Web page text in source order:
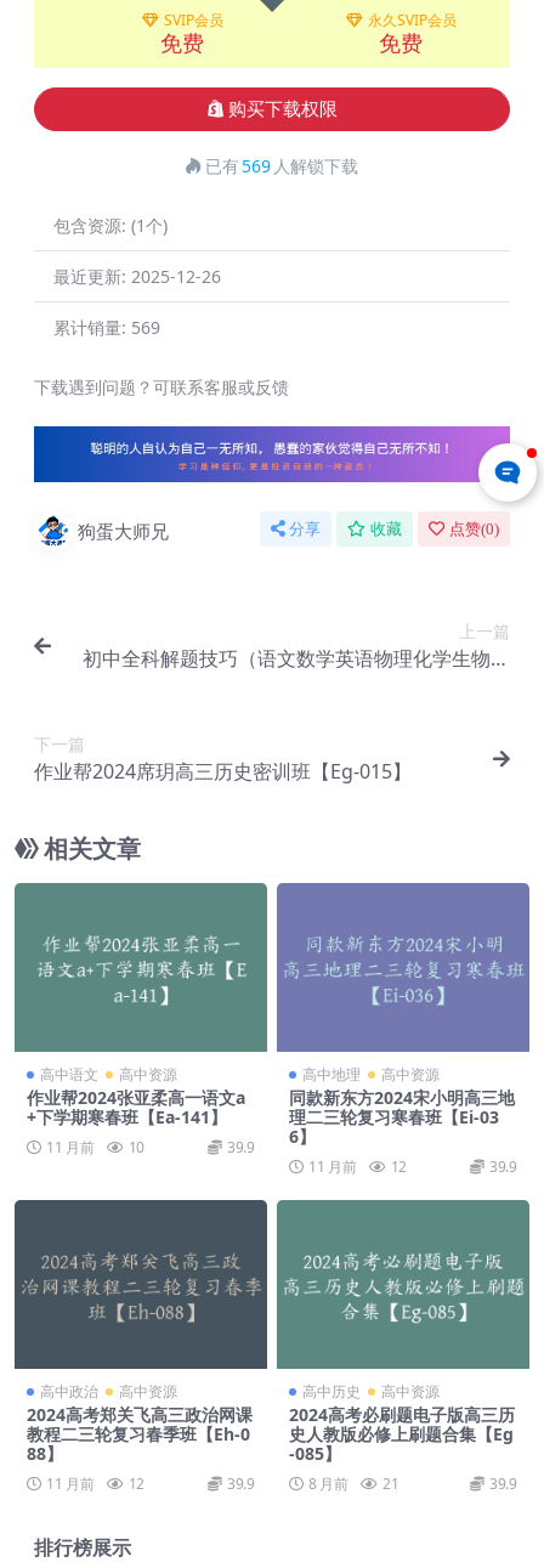
SVIP会员
免费
永久SVIP会员
免费
购买下载权限
已有569 人解锁下载
包含资源: (1个)
最近更新: 2025-12-26
累计销量: 569
下载遇到问题？可联系客服或反馈
狗蛋大师兄 分享 收藏 点赞(0)
上一篇
初中全科解题技巧（语文数学英语物理化学生物等
下一篇
作业帮2024席玥高三历史密训班【Eg-015】
相关文章
高中语文 高中资源
作业帮2024张亚柔高一语文a
+下学期寒春班【Ea-141】
11 月前 10 39.9
高中地理 高中资源
同款新东方2024宋小明高三地
理二三轮复习寒春班【Ei-03
6】
11 月前 12 39.9
高中政治 高中资源
2024高考郑关飞高三政治网课
教程二三轮复习春季班【Eh-0
88】
11 月前 12 39.9
高中历史 高中资源
2024高考必刷题电子版高三历
史人教版必修上刷题合集【Eg
-085】
8 月前 21 39.9
排行榜展示